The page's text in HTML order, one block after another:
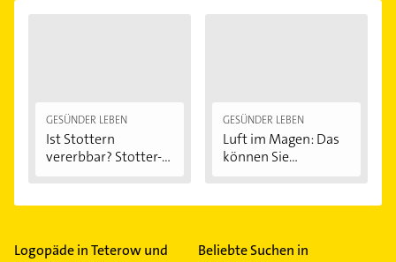
GESÜNDER LEBEN
Ist Stottern
vererbbar? Stotter-
GESÜNDER LEBEN
Luft im Magen: Das
können Sie...
Logopäde in Teterow und
Beliebte Suchen in